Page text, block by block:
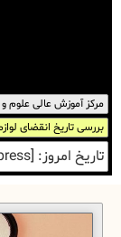
مرکز آموزش عالی علوم و
بررسی تاریخ انقضای
تاریخ امروز: [wikiwordpress]